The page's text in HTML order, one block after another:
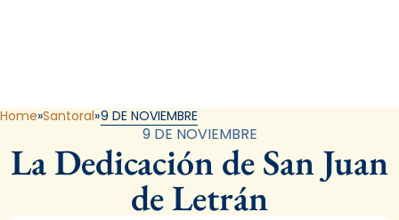
Home Santoral 9 DE NOVIEMBRE
9 DE NOVIEMBRE
La Dedicación de San Juan
de Letrán